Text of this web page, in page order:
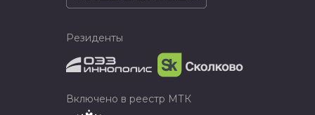
Резиденты
Включено в реестр МТК